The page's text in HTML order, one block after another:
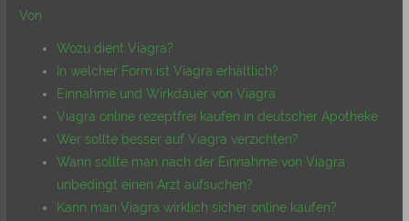
Von
Wozu dient Viagra?
In welcher Form ist Viagra erhältlich?
Einnahme und Wirkdauer von Viagra
Viagra online rezeptfrei kaufen in deutscher Apotheke
Wer sollte besser auf Viagra verzichten?
Wann sollte man nach der Einnahme von Viagra
unbedingt einen Arzt aufsuchen?
Kann man Viagra wirklich sicher online kaufen?